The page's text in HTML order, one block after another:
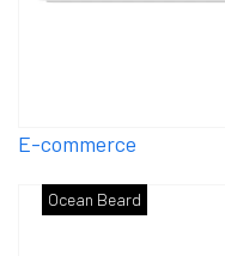
E-commerce
Ocean Beard